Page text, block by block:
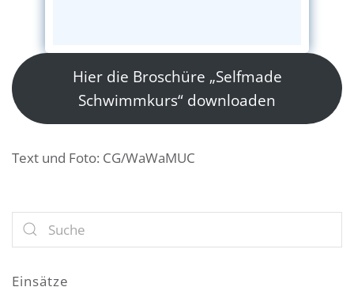
Hier die Broschüre „Selfmade
Schwimmkurs“ downloaden
Text und Foto: CG/WaWaMUC
Einsätze